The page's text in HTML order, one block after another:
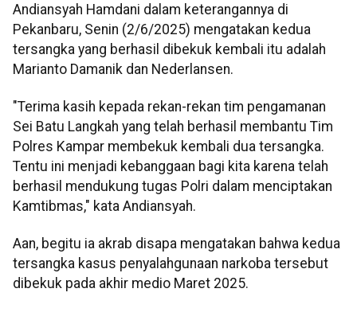
Andiansyah Hamdani dalam keterangannya di
Pekanbaru, Senin (2/6/2025) mengatakan kedua
tersangka yang berhasil dibekuk kembali itu adalah
Marianto Damanik dan Nederlansen.
"Terima kasih kepada rekan-rekan tim pengamanan
Sei Batu Langkah yang telah berhasil membantu Tim
Polres Kampar membekuk kembali dua tersangka.
Tentu ini menjadi kebanggaan bagi kita karena telah
berhasil mendukung tugas Polri dalam menciptakan
Kamtibmas," kata Andiansyah.
Aan, begitu ia akrab disapa mengatakan bahwa kedua
tersangka kasus penyalahgunaan narkoba tersebut
dibekuk pada akhir medio Maret 2025.